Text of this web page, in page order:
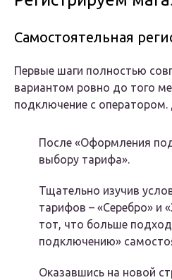
Самостоятельная
Первые шаги полностью
вариантом ровно до того
подключение с оператором.
После «Оформления
выбору тарифа».
Тщательно изучив
тарифов – «Серебро» и
тот, что больше
подключению»
Оказавшись на новой